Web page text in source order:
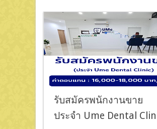
รับสมัครพนักงานขาย
ประจำ Ume Dental